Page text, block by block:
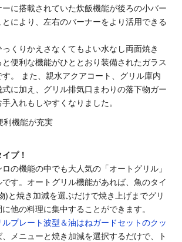
に搭載されていた炊飯機能が後ろの小バー
により、左右のバーナーをより活用できる
くりかえさなくてもよい水なし両面焼き
便利な機能がひととおり装備されたガラス
。
また、親水アクアコート、グリル庫内
に加え、グリル排気口まわりの落下物ガー
入れもしやすくなりました。
プ！
の機能の中でも大人気の「オートグリル」
す。オートグリル機能があれば、魚のタイ
)と焼き加減を選ぶだけで焼き上げまでグリ
他の料理に集中することができます。
ルプレート波型＆油はねガードセットのクッ
、メニューと焼き加減を選択するだけで、ト